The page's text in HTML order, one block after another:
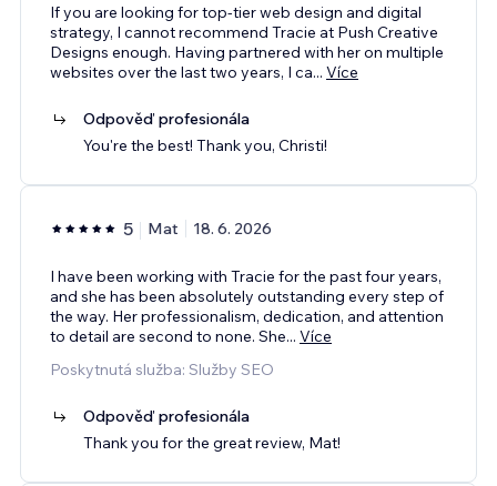
If you are looking for top-tier web design and digital
strategy, I cannot recommend Tracie at Push Creative
Designs enough. Having partnered with her on multiple
websites over the last two years, I ca... Více
Odpověď profesionála
You're the best! Thank you, Christi!
5 Mat 18. 6. 2026
I have been working with Tracie for the past four years,
and she has been absolutely outstanding every step of
the way. Her professionalism, dedication, and attention
to detail are second to none. She... Více
Poskytnutá služba: Služby SEO
Odpověď profesionála
Thank you for the great review, Mat!